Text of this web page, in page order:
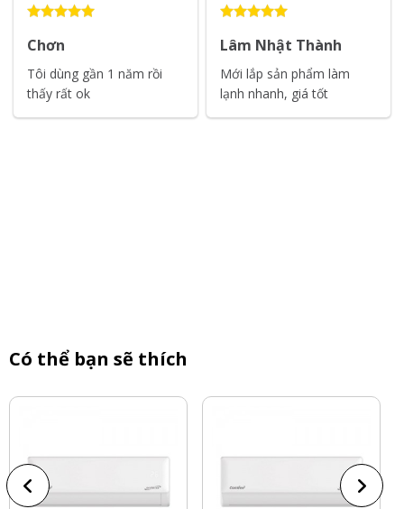
Chơn
Tôi dùng gần 1 năm rồi
thấy rất ok
Lâm Nhật Thành
Mới lắp sản phẩm làm
lạnh nhanh, giá tốt
Có thể bạn sẽ thích